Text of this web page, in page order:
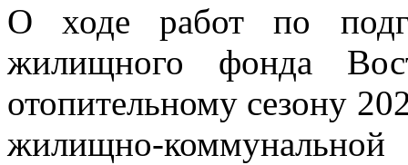
О ходе работ по
жилищного фонда
отопительному сезону
жилищно-